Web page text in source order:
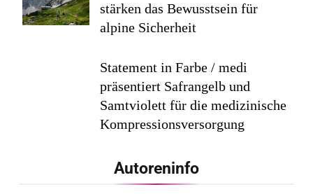
stärken das Bewusstsein für
alpine Sicherheit
Statement in Farbe / medi
präsentiert Safrangelb und
Samtviolett für die medizinische
Kompressionsversorgung
PEPE JEANS LONDON AW26
Autoreninfo